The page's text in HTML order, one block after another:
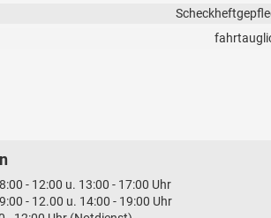
- 12:00 u. 13:00 - 17:00 Uhr
- 12.00 u. 14:00 - 19:00 Uhr